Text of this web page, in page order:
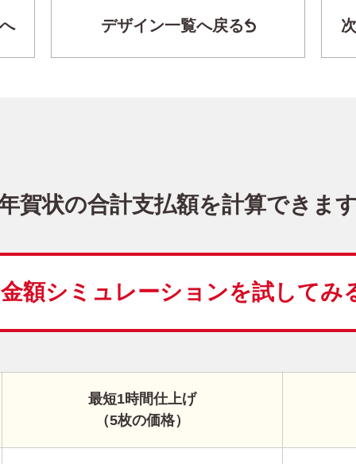
シンプル・縦 イラスト年賀状
縦
デザイン一覧へ戻る
賀状の合計支払額を計算できま
金額シミュレーションを試してみ
最短1時間仕上げ
（5枚の価格）